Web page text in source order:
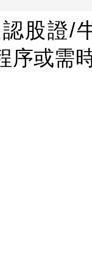
股證/
序或需